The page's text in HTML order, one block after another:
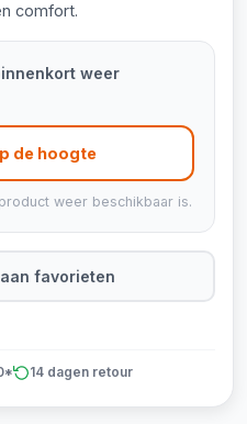
comfort.
weer
de hoogte
weer beschikbaar is.
favorieten
14 dagen retour